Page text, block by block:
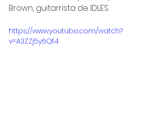
Brown, guitarrista de IDLES.
https://www.youtube.com/watch?
v=A3ZZj5y6Qt4